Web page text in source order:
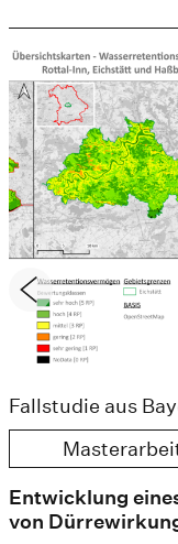
Fallstudie aus
Entwicklung
von